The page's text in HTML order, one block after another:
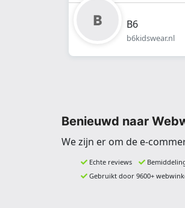
B6
b6kidswear.nl
Benieuwd naar
We zijn er om de e-
Echte reviews
Gebruikt door 9600+